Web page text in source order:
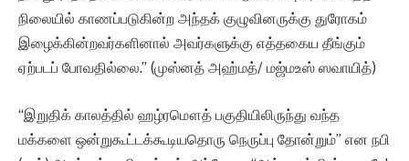
நிலையில் காணப்படுகின்ற அந்தக் குழுவினருக்கு துரோகம்
இழைக்கின்றவர்களினால் அவர்களுக்கு எத்தகைய தீங்கும்
ஏற்படப் போவதில்லை.” (முஸ்னத் அஹ்மத்/ மஜ்மஉஸ் ஸவாயித்)
“இறுதிக் காலத்தில் ஹழ்ரமௌத் பகுதியிலிருந்து வந்த
மக்களை ஒன்றுகூட்டக்கூடியதொரு நெருப்பு தோன்றும்” என நபி